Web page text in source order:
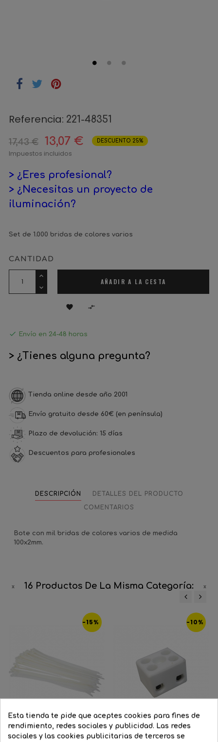
Referencia: 221-48351
17,43 € 13,07 € DESCUENTO 25%
Impuestos incluidos
> ¿Eres profesional?
> ¿Necesitas un proyecto de
iluminación?
Set de 1.000 bridas de colores varios
CANTIDAD
AÑADIR A LA CESTA
 
 Envío en 24-48 horas
> ¿Tienes alguna pregunta?
Tienda online desde año 2001
Envío gratuito desde 60€ (en península)
Plazo de devolución: 15 días
Descuentos para profesionales
DESCRIPCIÓN
DETALLES DEL PRODUCTO
COMENTARIOS
Bote con mil bridas de colores varios de medida
100x2mm.
16 Productos De La Misma Categoría:
-15% -10%
Esta tienda te pide que aceptes cookies para fines de
rendimiento, redes sociales y publicidad. Las redes
sociales y las cookies publicitarias de terceros se